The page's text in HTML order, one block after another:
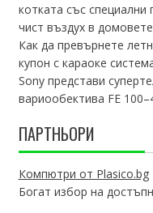
котката със
чист въздух в
Как да превърнете
купон с караоке
Sony представи
вариообектива FE
ПАРТНЬОРИ
Компютри от Plasico.bg
Богат избор на